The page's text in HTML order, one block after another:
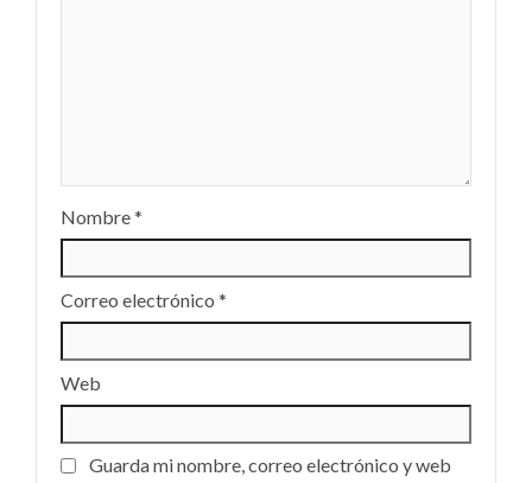
Nombre*
Correo electrónico *
Web
Guarda mi nombre, correo electrónico y web